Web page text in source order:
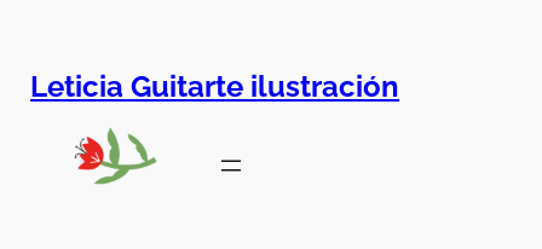
Leticia Guitarte ilustración